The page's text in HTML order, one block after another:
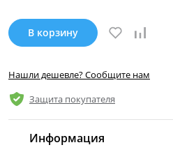
В корзину
Нашли дешевле? Сообщите нам
Защита покупателя
Информация